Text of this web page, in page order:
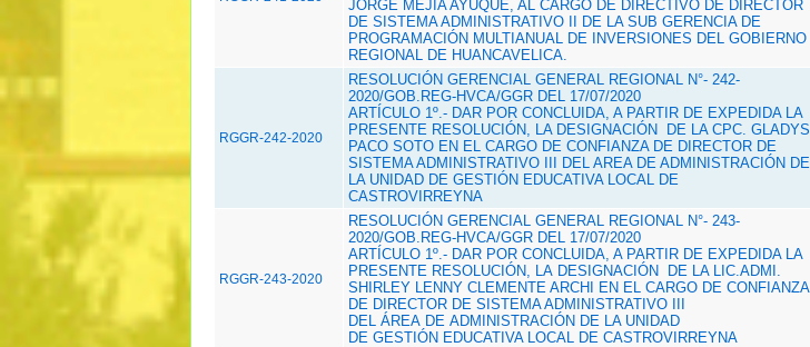
JORGE MEJIA AYUQUE, AL CARGO DE DIRECTIVO DE DIRECTOR
DE SISTEMA ADMINISTRATIVO II DE LA SUB GERENCIA DE
PROGRAMACIÓN MULTIANUAL DE INVERSIONES DEL GOBIERNO
REGIONAL DE HUANCAVELICA.
RGGR-242-2020
RESOLUCIÓN GERENCIAL GENERAL REGIONAL N°- 242-
2020/GOB.REG-HVCA/GGR DEL 17/07/2020
ARTÍCULO 1º.- DAR POR CONCLUIDA, A PARTIR DE EXPEDIDA LA
PRESENTE RESOLUCIÓN, LA DESIGNACIÓN DE LA CPC. GLADYS
PACO SOTO EN EL CARGO DE CONFIANZA DE DIRECTOR DE
SISTEMA ADMINISTRATIVO III DEL AREA DE ADMINISTRACIÓN DE
LA UNIDAD DE GESTIÓN EDUCATIVA LOCAL DE
CASTROVIRREYNA
RGGR-243-2020
RESOLUCIÓN GERENCIAL GENERAL REGIONAL N°- 243-
2020/GOB.REG-HVCA/GGR DEL 17/07/2020
ARTÍCULO 1º.- DAR POR CONCLUIDA, A PARTIR DE EXPEDIDA LA
PRESENTE RESOLUCIÓN, LA DESIGNACIÓN DE LA LIC.ADMI.
SHIRLEY LENNY CLEMENTE ARCHI EN EL CARGO DE CONFIANZA
DE DIRECTOR DE SISTEMA ADMINISTRATIVO III
DEL ÁREA DE ADMINISTRACIÓN DE LA UNIDAD
DE GESTIÓN EDUCATIVA LOCAL DE CASTROVIRREYNA